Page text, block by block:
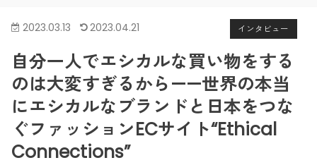
インタビュー
2023.03.13 2023.04.21
自分一人でエシカルな買い物をする
のは大変すぎるから——世界の本当
にエシカルなブランドと日本をつな
ぐファッションECサイト“Ethical
Connections”